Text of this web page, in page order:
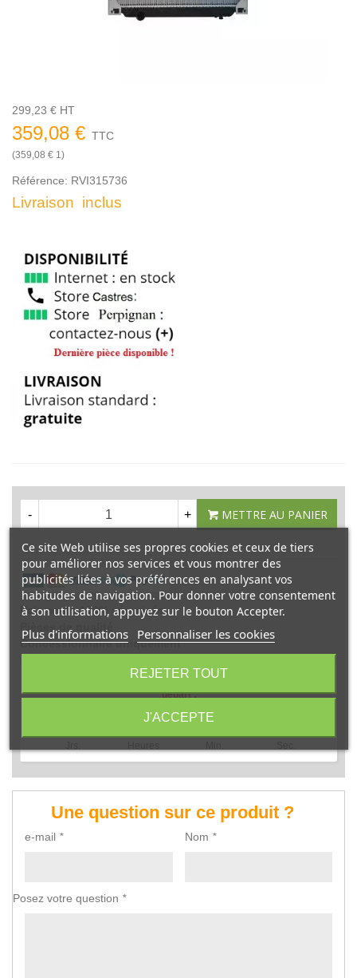
299,23 € HT
359,08 € TTC
(359,08 € 1)
Référence: RVI315736
Livraison inclus
- + METTRE AU PANIER
Paiements 100% sécurisés
Concessionnaire uniquement
Service client 04 68 36 14 02 Temps restant avant le prochain
départ :
10 46
Une question sur ce produit ?
e-mail * Nom *
Posez votre question *
Ce site Web utilise ses propres cookies et ceux de tiers
pour améliorer nos services et vous montrer des
publicités liées à vos préférences en analysant vos
habitudes de navigation. Pour donner votre consentement
à son utilisation, appuyez sur le bouton Accepter.
Plus d'informations Personnaliser les cookies
REJETER TOUT
J'ACCEPTE